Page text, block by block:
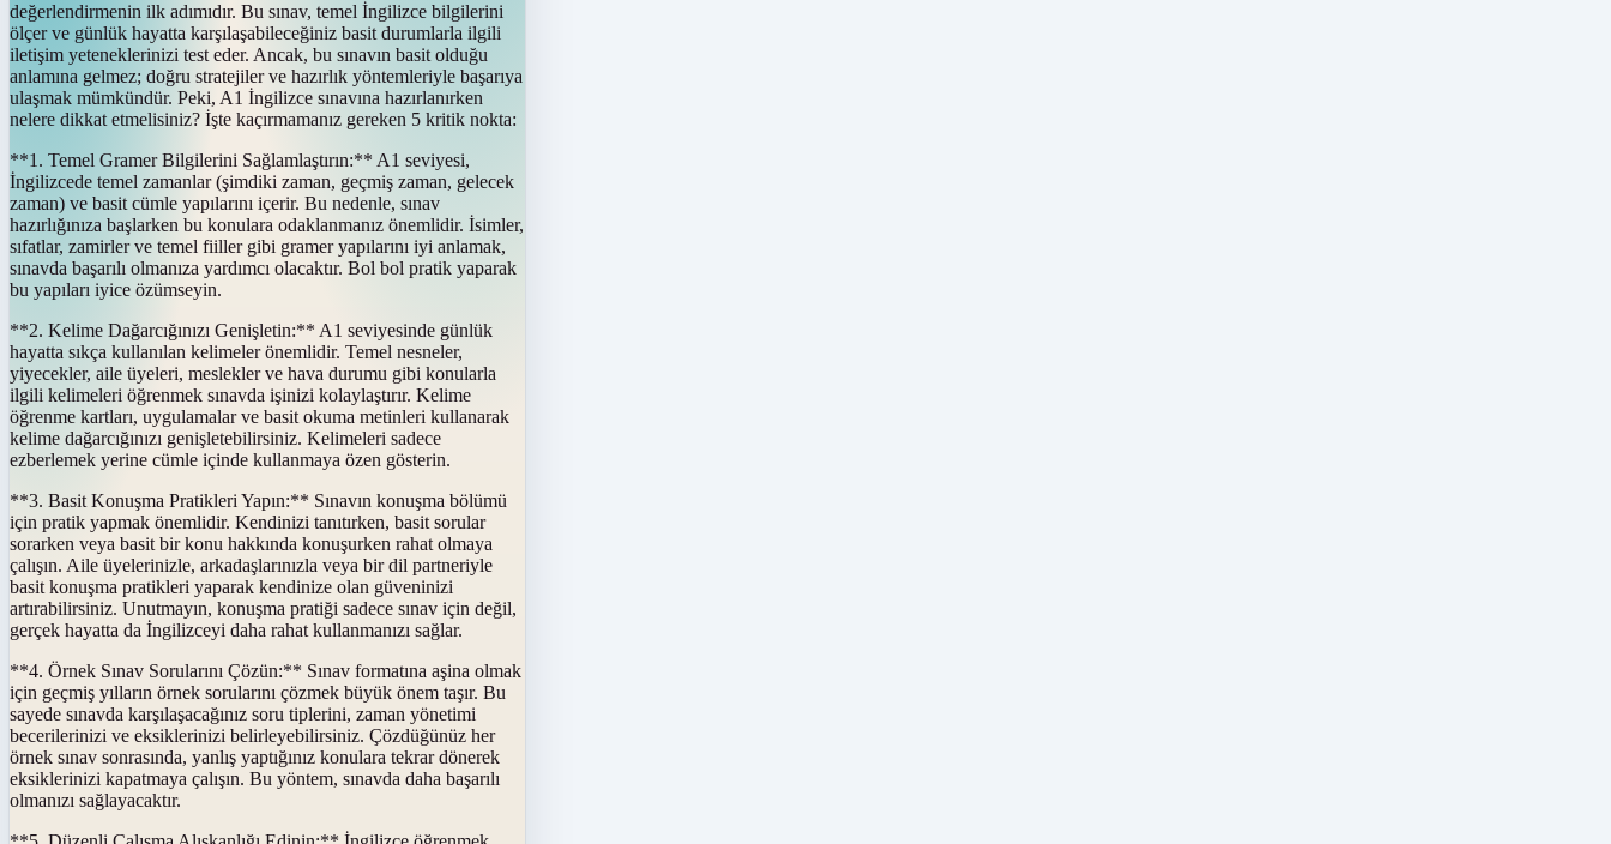
değerlendirmenin ilk adımıdır. Bu sınav, temel İngilizce bilgilerini
ölçer ve günlük hayatta karşılaşabileceğiniz basit durumlarla ilgili
iletişim yeteneklerinizi test eder. Ancak, bu sınavın basit olduğu
anlamına gelmez; doğru stratejiler ve hazırlık yöntemleriyle başarıya
ulaşmak mümkündür. Peki, A1 İngilizce sınavına hazırlanırken
nelere dikkat etmelisiniz? İşte kaçırmamanız gereken 5 kritik nokta:
**1. Temel Gramer Bilgilerini Sağlamlaştırın:** A1 seviyesi,
İngilizcede temel zamanlar (şimdiki zaman, geçmiş zaman, gelecek
zaman) ve basit cümle yapılarını içerir. Bu nedenle, sınav
hazırlığınıza başlarken bu konulara odaklanmanız önemlidir. İsimler,
sıfatlar, zamirler ve temel fiiller gibi gramer yapılarını iyi anlamak,
sınavda başarılı olmanıza yardımcı olacaktır. Bol bol pratik yaparak
bu yapıları iyice özümseyin.
**2. Kelime Dağarcığınızı Genişletin:** A1 seviyesinde günlük
hayatta sıkça kullanılan kelimeler önemlidir. Temel nesneler,
yiyecekler, aile üyeleri, meslekler ve hava durumu gibi konularla
ilgili kelimeleri öğrenmek sınavda işinizi kolaylaştırır. Kelime
öğrenme kartları, uygulamalar ve basit okuma metinleri kullanarak
kelime dağarcığınızı genişletebilirsiniz. Kelimeleri sadece
ezberlemek yerine cümle içinde kullanmaya özen gösterin.
**3. Basit Konuşma Pratikleri Yapın:** Sınavın konuşma bölümü
için pratik yapmak önemlidir. Kendinizi tanıtırken, basit sorular
sorarken veya basit bir konu hakkında konuşurken rahat olmaya
çalışın. Aile üyelerinizle, arkadaşlarınızla veya bir dil partneriyle
basit konuşma pratikleri yaparak kendinize olan güveninizi
artırabilirsiniz. Unutmayın, konuşma pratiği sadece sınav için değil,
gerçek hayatta da İngilizceyi daha rahat kullanmanızı sağlar.
**4. Örnek Sınav Sorularını Çözün:** Sınav formatına aşina olmak
için geçmiş yılların örnek sorularını çözmek büyük önem taşır. Bu
sayede sınavda karşılaşacağınız soru tiplerini, zaman yönetimi
becerilerinizi ve eksiklerinizi belirleyebilirsiniz. Çözdüğünüz her
örnek sınav sonrasında, yanlış yaptığınız konulara tekrar dönerek
eksiklerinizi kapatmaya çalışın. Bu yöntem, sınavda daha başarılı
olmanızı sağlayacaktır.